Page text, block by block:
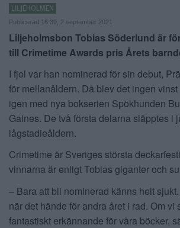
LILJEHOLMEN
Publicerad 16:39, 2 september 2021
Liljeholmsbon Tobias Söderlund är
till Crimetime Awards pris Årets
I fjol var han nominerad för sin debut,
för mellanåldern. Då blev det ingen
igen med nya bokserien Spökhunden
Gaines. De två första delarna släpptes i
lågstadieåldern.
Crimetime är Sveriges största
vinnarna är enligt Tobias giganter och
– Bara att bli nominerad känns helt
när det hände för andra året i rad. Om
fantastiskt erkännande för våra böcker,